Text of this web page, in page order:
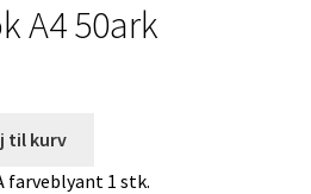
A4 50ark
til kurv